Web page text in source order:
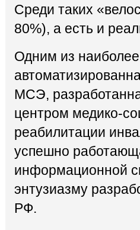
Среди таких
80%), а есть и
Одним из
МСЭ,
центром медико-
реабилитации
успешно
информационной
энтузиазму
РФ.